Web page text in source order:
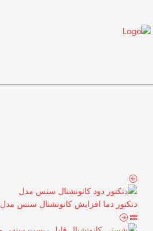
دتکتور دما افزایش کانونشنال سنس مدل Sens S2-CRD-200